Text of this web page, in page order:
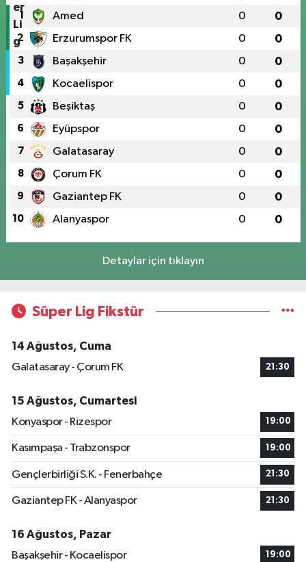
1 Amed 0 0
2 Erzurumspor FK 0 0
3 Başakşehir 0 0
4 Kocaelispor 0 0
5 Beşiktaş 0 0
6 Eyüpspor 0 0
7 Galatasaray 0 0
8 Çorum FK 0 0
9 Gaziantep FK 0 0
10 Alanyaspor 0 0
Detaylar için tıklayın
Süper Lig Fikstür
14 Ağustos, Cuma
Galatasaray - Çorum FK
21:30
15 Ağustos, Cumartesi
Konyaspor - Rizespor
19:00
Kasımpaşa - Trabzonspor 19:00
Gençlerbirliği S.K. - Fenerbahçe 21:30
Gaziantep FK - Alanyaspor 21:30
16 Ağustos, Pazar
Başakşehir - Kocaelispor
19:00